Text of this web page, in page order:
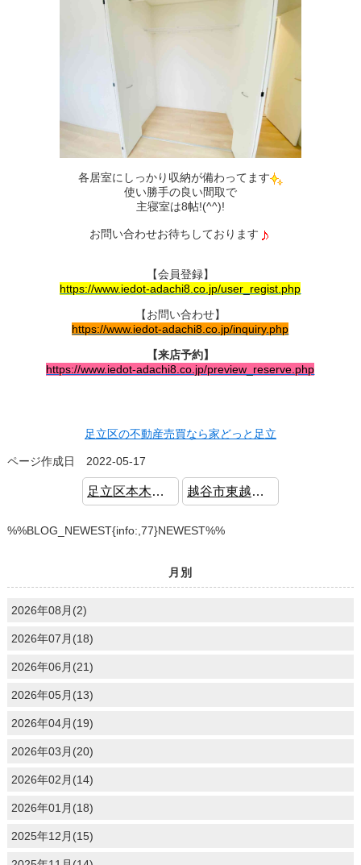
各居室にしっかり収納が備わってます
使い勝手の良い間取で
主寝室は8帖!(^^)!
お問い合わせお待ちしております
【会員登録】
https://www.iedot-adachi8.co.jp/user_regist.php
【お問い合わせ】
https://www.iedot-adachi8.co.jp/inquiry.php
【来店予約】
https://www.iedot-adachi8.co.jp/preview_reserve.php
足立区の不動産売買なら家どっと足立
ページ作成日 2022-05-17
足立区本木 新築戸建 小中学校10分圏内 耐震等級3 越谷市東越谷 中古戸建 新規リフォーム ロフト付き
%%BLOG_NEWEST{info:,77}NEWEST%%
月別
2026年08月(2)
2026年07月(18)
2026年06月(21)
2026年05月(13)
2026年04月(19)
2026年03月(20)
2026年02月(14)
2026年01月(18)
2025年12月(15)